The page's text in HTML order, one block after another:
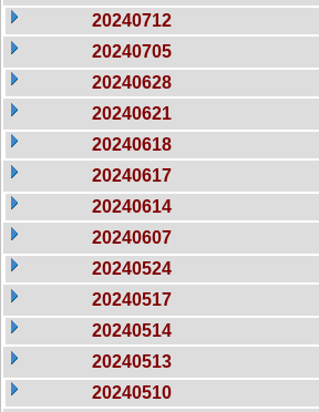
20240712
20240705
20240628
20240621
20240618
20240617
20240614
20240607
20240524
20240517
20240514
20240513
20240510